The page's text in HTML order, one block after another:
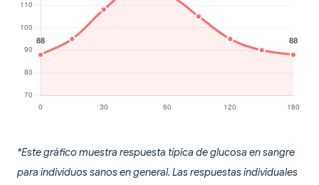
*Este gráfico muestra respuesta típica de glucosa en sangre
para individuos sanos en general. Las respuestas individuales